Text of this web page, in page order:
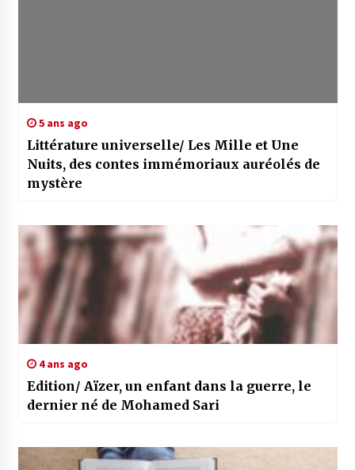
5 ans ago
Littérature universelle/ Les Mille et Une
Nuits, des contes immémoriaux auréolés de
mystère
4 ans ago
Edition/ Aïzer, un enfant dans la guerre, le
dernier né de Mohamed Sari